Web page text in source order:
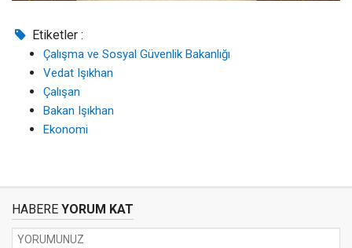
Etiketler :
Çalışma ve Sosyal Güvenlik Bakanlığı
Vedat Işıkhan
Çalışan
Bakan Işıkhan
Ekonomi
HABERE YORUM KAT